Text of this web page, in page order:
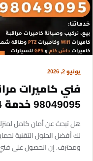
يونيو 2, 2026
فني كاميرات
98049095 خدمة 24 ساعة الكويت
هل تبحث عن أمان كامل
لك أفضل الحلول التقنية
ومحترف. إن الحصول على